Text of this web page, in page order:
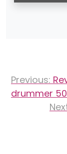
Previous:
drummer